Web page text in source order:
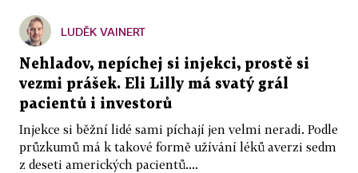
LUDĚK VAINERT
Nehladov, nepíchej si injekci, prostě si
vezmi prášek. Eli Lilly má svatý grál
pacientů i investorů
Injekce si běžní lidé sami píchají jen velmi neradi. Podle
průzkumů má k takové formě užívání léků averzi sedm
z deseti amerických pacientů....